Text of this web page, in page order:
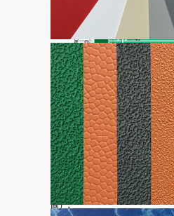
羽毛球場標準尺寸平面圖詳解
羽毛球場地尺寸羽毛球場為一長
上各條線寬均為4厘米，丈量時
圖）。